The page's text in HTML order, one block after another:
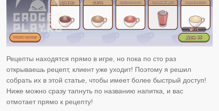
Рецепты находятся прямо в игре, но пока по сто раз
открываешь рецепт, клиент уже уходит! Поэтому я решил
собрать их в этой статье, чтобы имеет более быстрый доступ!
Ниже можно сразу тапнуть по названию напитка, и вас
отмотает прямо к рецепту!